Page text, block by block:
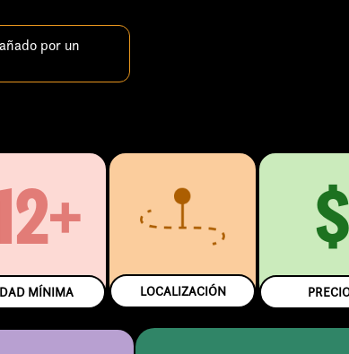
por un
MÍNIMA LOCALIZACIÓN
$